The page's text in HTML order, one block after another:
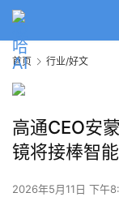
首页 行业/好文
高通CEO安
镜将接棒智
2026年5月11日 下午